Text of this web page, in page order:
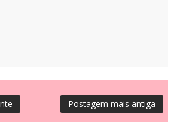
Postagem mais antiga